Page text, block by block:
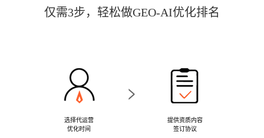
仅需3步，轻松做GEO-AI优化排名
选择代运营
优化时间
>
提供资质内容
签订协议